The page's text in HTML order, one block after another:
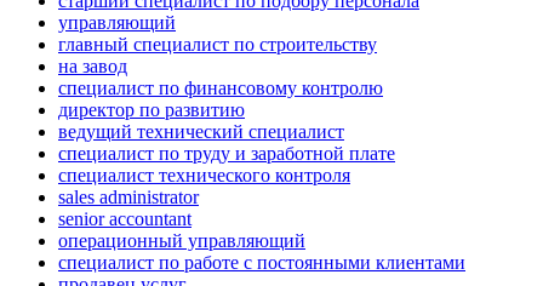
управляющий
главный специалист по строительству
на завод
специалист по финансовому контролю
директор по развитию
ведущий технический специалист
специалист по труду и заработной плате
специалист технического контроля
sales administrator
senior accountant
операционный управляющий
специалист по работе с постоянными клиентами